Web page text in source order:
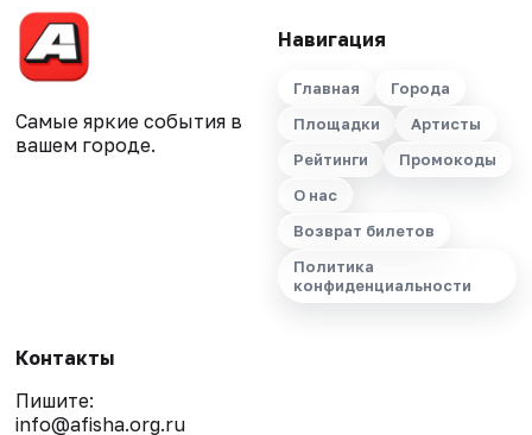
Самые яркие события в
вашем городе.
Навигация
Главная
Города
Площадки
Артисты
Рейтинги
Промокоды
О нас
Возврат билетов
Политика
конфиденциальности
Контакты
Пишите:
info@afisha.org.ru